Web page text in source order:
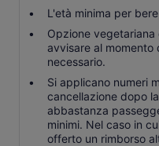
L'età minima per
Opzione
avvisare al momento
necessario.
Si applicano numeri
cancellazione dopo
abbastanza
minimi. Nel caso in
offerto un rimborso